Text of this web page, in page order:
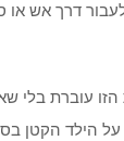
דרך אש או
עוברת בלי
הילד הקטן